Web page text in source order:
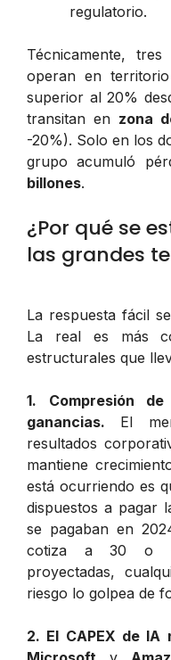
regulatorio.
Técnicamente,
operan en
superior al 20%
transitan en zona
-20%). Solo en los
grupo acumuló
billones.
¿Por qué se
las grandes
La respuesta fácil
La real es más
estructurales que
1. Compresión
ganancias. El
resultados
mantiene
está ocurriendo es
dispuestos a pagar
se pagaban en
cotiza a 30 o
proyectadas,
riesgo lo golpea de
2. El CAPEX de